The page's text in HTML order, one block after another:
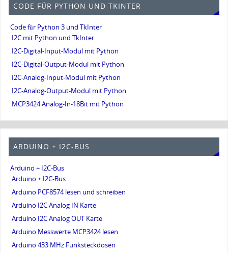
CODE FÜR PYTHON UND TKINTER
Code für Python 3 und TkInter
I2C mit Python und TkInter
I2C-Digital-Input-Modul mit Python
I2C-Digital-Output-Modul mit Python
I2C-Analog-Input-Modul mit Python
I2C-Analog-Output-Modul mit Python
MCP3424 Analog-In-18Bit mit Python
ARDUINO + I2C-BUS
Arduino + I2C-Bus
Arduino + I2C-Bus
Arduino PCF8574 lesen und schreiben
Arduino I2C Analog IN Karte
Arduino I2C Analog OUT Karte
Arduino Messwerte MCP3424 lesen
Arduino 433 MHz Funksteckdosen